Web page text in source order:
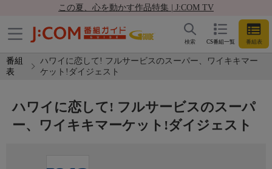
この夏、心を動かす作品特集 | J:COM TV
CS番組一覧 番組表
検索
番組
表
ハワイに恋して! フルサービスのスーパー、ワイキキマー
ケット!ダイジェスト
ハワイに恋して! フルサービスのスーパ
ー、ワイキキマーケット!ダイジェスト